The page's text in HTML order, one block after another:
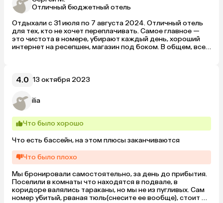
на подъём непритязательным туристам.
Отличный бюджетный отель
Отдыхали с 31 июля по 7 августа 2024. Отличный отель
для тех, кто не хочет переплачивать. Самое главное —
это чистота в номере, убирают каждый день, хороший
интернет на ресепшен, магазин под боком. В общем, все
4.0 13 октября 2023
ilia
Что было хорошо
Что есть бассейн, на этом плюсы заканчиваются
Что было плохо
Мы бронировали самостоятельно, за день до прибытия.
Поселили в комнаты что находятся в подвале, в
коридоре валялись тараканы, но мы не из пугливых. Сам
номер убитый, рваная тюль(снесите ее вообще), стоит